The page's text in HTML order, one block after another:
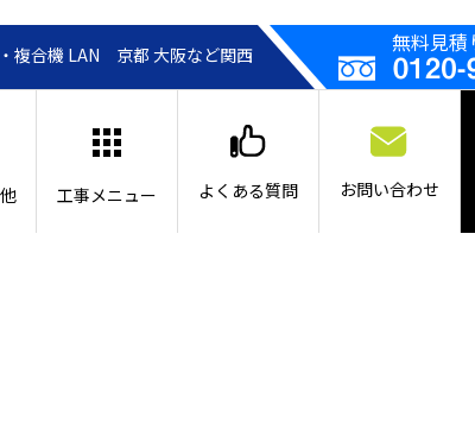
複合機 LAN 京都 大阪など関西 無料見積
工事メニュー よくある質問 お問い合わせ